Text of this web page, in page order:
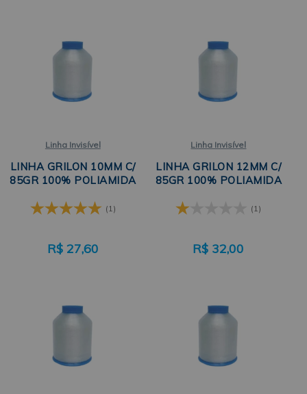
Linha Invisível
LINHA GRILON 10MM C/
85GR 100% POLIAMIDA
(1)
R$ 27,60
Linha Invisível
LINHA GRILON 12MM C/
85GR 100% POLIAMIDA
(1)
R$ 32,00